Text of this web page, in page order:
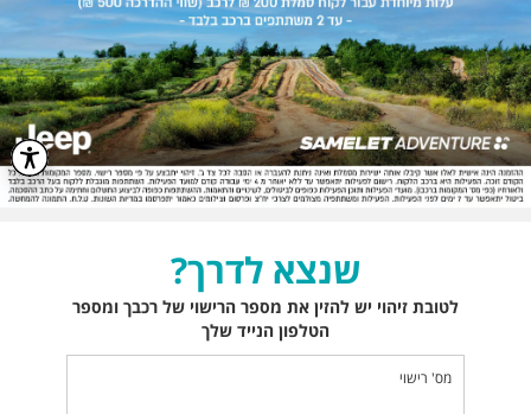
שנצא לדרך?
לטובת זיהוי יש להזין את מספר הרישוי של רכבך ומספר
הטלפון הנייד שלך
מס' רישוי